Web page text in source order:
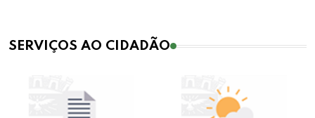
SERVIÇOS AO CIDADÃO